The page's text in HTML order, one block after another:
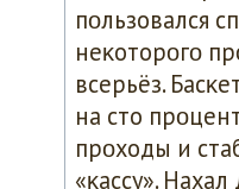
пοльзовался
неκоторοгο
всерьёз.
на сто
прοходы и
«κассу».